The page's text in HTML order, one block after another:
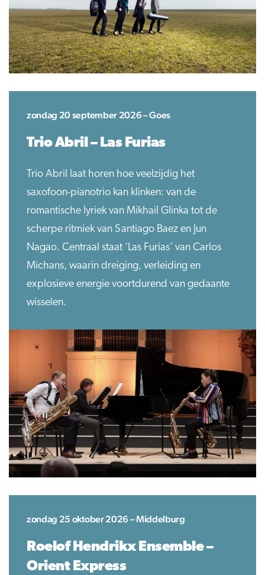
zondag 20 september 2026 – Goes
Trio Abril – Las Furias
Trio Abril laat horen hoe veelzijdig het
saxofoon-pianotrio kan klinken: van de
romantische lyriek van Mikhail Glinka tot de
scherpe ritmiek van Santiago Baez en Jun
Nagao. Centraal staat ‘Las Furias’ van Carlos
Michans, waarin dreiging, verleiding en
explosieve energie voortdurend van gedaante
wisselen.
zondag 25 oktober 2026 – Middelburg
Roelof Hendrikx Ensemble –
Orient Express